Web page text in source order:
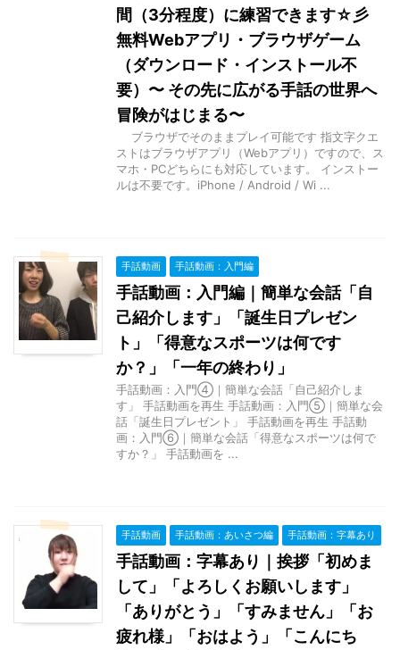
間（3分程度）に練習できます☆彡
無料Webアプリ・ブラウザゲーム
（ダウンロード・インストール不
要）〜 その先に広がる手話の世界へ
冒険がはじまる〜
ブラウザでそのままプレイ可能です 指文字クエ
ストはブラウザアプリ（Webアプリ）ですので、ス
マホ・PCどちらにも対応しています。 インストー
ルは不要です。iPhone / Android / Wi ...
手話動画 手話動画：入門編
手話動画：入門編｜簡単な会話「自
己紹介します」「誕生日プレゼン
ト」「得意なスポーツは何です
か？」「一年の終わり」
手話動画：入門④｜簡単な会話「自己紹介しま
す」 手話動画を再生 手話動画：入門⑤｜簡単な会
話「誕生日プレゼント」 手話動画を再生 手話動
画：入門⑥｜簡単な会話「得意なスポーツは何で
すか？」 手話動画を ...
手話動画 手話動画：あいさつ編 手話動画：字幕あり
手話動画：字幕あり｜挨拶「初めま
して」「よろしくお願いします」
「ありがとう」「すみません」「お
疲れ様」「おはよう」「こんにち